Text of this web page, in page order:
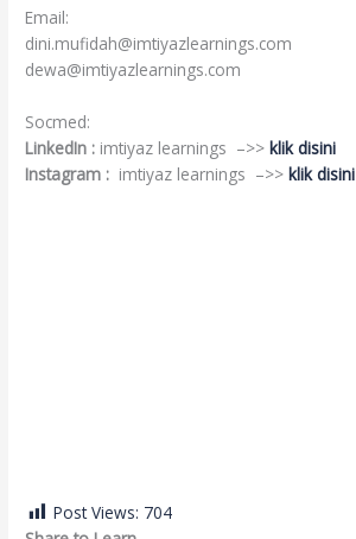
Email:
dini.mufidah@imtiyazlearnings.com
dewa@imtiyazlearnings.com
Socmed:
LinkedIn : imtiyaz learnings –>>klik disini
Instagram : imtiyaz learnings –>>klik disini
Post Views: 704